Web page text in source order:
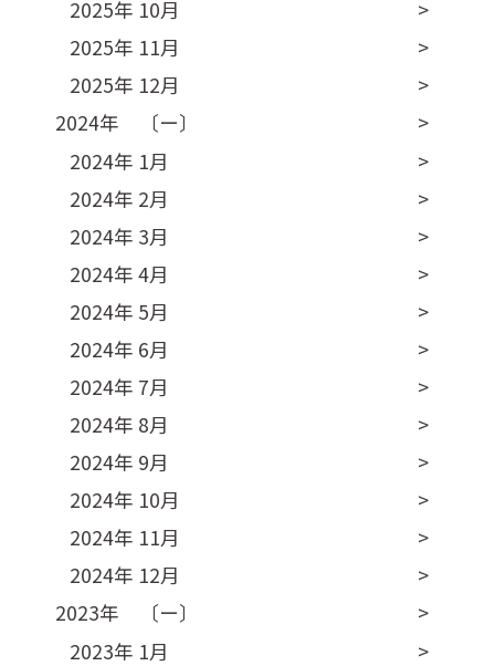
2025年 10月
2025年 11月
2025年 12月
2024年 〔ー〕
2024年 1月
2024年 2月
2024年 3月
2024年 4月
2024年 5月
2024年 6月
2024年 7月
2024年 8月
2024年 9月
2024年 10月
2024年 11月
2024年 12月
2023年 〔ー〕
2023年 1月